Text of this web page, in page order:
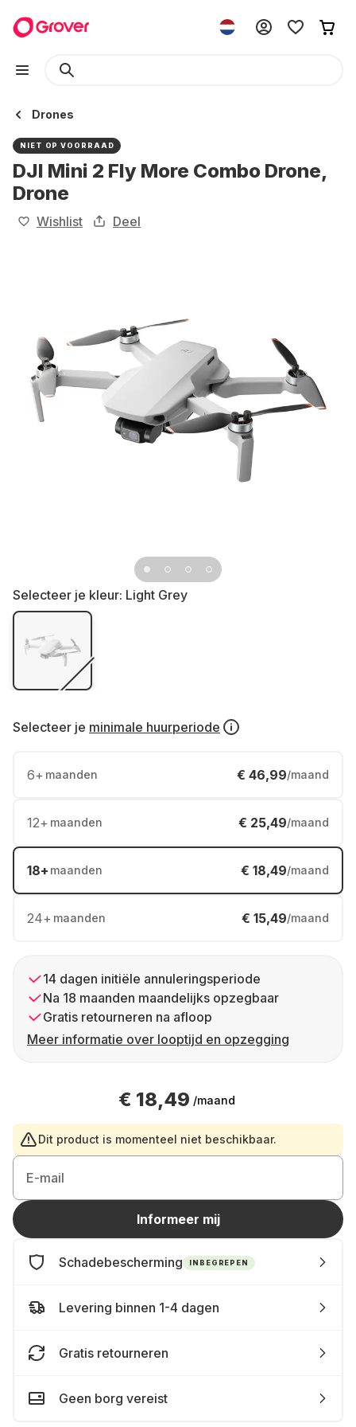
Drones
NIET OP VOORRAAD
DJI Mini 2 Fly More Combo Drone,
Drone
Wishlist Deel
Selecteer je kleur: Light Grey
Selecteer je minimale huurperiode
6+ maanden € 46,99/maand
12+ maanden € 25,49/maand
18+ maanden € 18,49/maand
24+ maanden € 15,49/maand
14 dagen initiële annuleringsperiode
Na 18 maanden maandelijks opzegbaar
Gratis retourneren na afloop
Meer informatie over looptijd en opzegging
€ 18,49 /maand
Dit product is momenteel niet beschikbaar.
E-mail
Informeer mij
Schadebescherming INBEGREPEN
Levering binnen 1-4 dagen
Gratis retourneren
Geen borg vereist